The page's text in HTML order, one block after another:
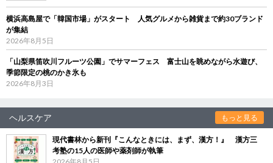
横浜高島屋で「韓国市場」がスタート 人気グルメから雑貨まで約30ブランド
が集結
2026年8月5日
「山梨県笛吹川フルーツ公園」でサマーフェス 富士山を眺めながら水遊び、
季節限定の桃のかき氷も
2026年8月3日
ヘルスケア もっと見る
現代書林から新刊『こんなときには、まず、漢方！』 漢方三
考塾の15人の医師や薬剤師が執筆